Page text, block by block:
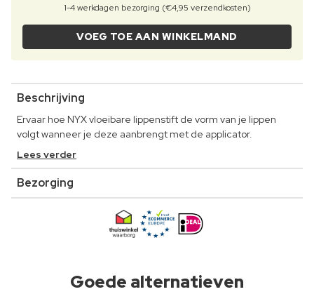
1-4 werkdagen bezorging (€4,95 verzendkosten)
VOEG TOE AAN WINKELMAND
Beschrijving
Ervaar hoe NYX vloeibare lippenstift de vorm van je lippen
volgt wanneer je deze aanbrengt met de applicator.
Lees verder
Bezorging
Goede alternatieven